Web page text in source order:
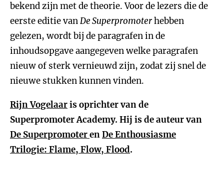
bekend zijn met de theorie. Voor de lezers die de
eerste editie vanDe Superpromoterhebben
gelezen, wordt bij de paragrafen in de
inhoudsopgave aangegeven welke paragrafen
nieuw of sterk vernieuwd zijn, zodat zij snel de
nieuwe stukken kunnen vinden.
Rijn Vogelaaris oprichter van de
Superpromoter Academy. Hij is de auteur van
De SuperpromoterenDe Enthousiasme
Trilogie: Flame, Flow, Flood.